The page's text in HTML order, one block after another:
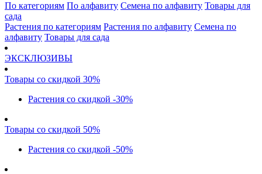
По категориям По алфавиту Семена по алфавиту Товары для
сада
Растения по категориям Растения по алфавиту Семена по
алфавиту Товары для сада
ЭКСКЛЮЗИВЫ
Товары со скидкой 30%
Растения со скидкой -30%
Товары со скидкой 50%
Растения со скидкой -50%